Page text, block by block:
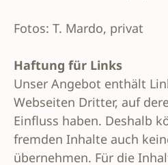
Fotos: T. Mardo, privat
Haftung für Links
Unser Angebot enthält
Webseiten Dritter, auf
Einfluss haben. Deshalb
fremden Inhalte auch
übernehmen. Für die